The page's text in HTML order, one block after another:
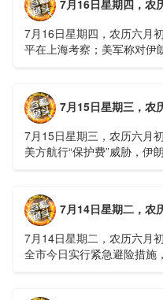
7月16日星期四，农
7月16日星期四，农历六月
平在上海考察；美军称对伊
7月15日星期三，农
7月15日星期三，农历六月
美方航行“保护费”威胁，伊
7月14日星期二，农
7月14日星期二，农历六月
全市今日实行紧急避险措施